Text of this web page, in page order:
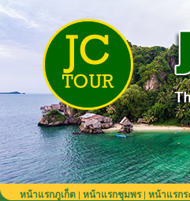
หน้าแรกภูเก็ต | หน้าแรกชุมพร| หน้าแรกร